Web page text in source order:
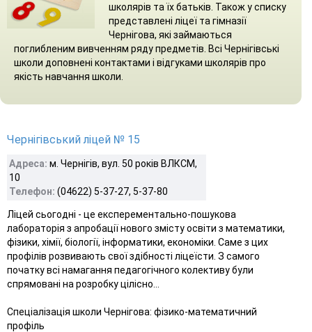
школярів та їх батьків. Також у списку
представлені ліцеї та гімназії
Чернігова, які займаються
поглибленим вивченням ряду предметів. Всі Чернігівські
школи доповнені контактами і відгуками школярів про
якість навчання школи.
Чернігівський ліцей № 15
Адреса: м. Чернігів, вул. 50 років ВЛКСМ,
10
Телефон: (04622) 5-37-27, 5-37-80
Ліцей сьогодні - це експерементально-пошукова
лабораторія з апробації нового змісту освіти з математики,
фізики, хімії, біології, інформатики, економіки. Саме з цих
профілів розвивають свої здібності ліцеїсти. З самого
початку всі намагання педагогічного колективу були
спрямовані на розробку цілісно...
Спеціалізація школи Чернігова: фізико-математичний
профіль